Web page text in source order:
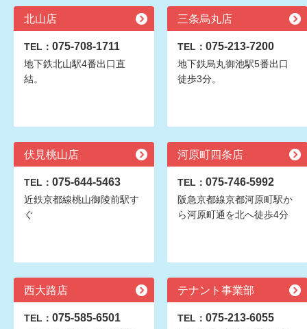
北山店
TEL： 075-708-1711
地下鉄北山駅4番出口直
結。
三条烏丸店
TEL： 075-213-7200
地下鉄烏丸御池駅5番出口
徒歩3分。
伏見桃山店
TEL： 075-644-5463
近鉄京都線桃山御陵前駅す
ぐ
河原町四条店
TEL： 075-746-5992
阪急京都線京都河原町駅か
ら河原町通を北へ徒歩4分
西大路店
TEL： 075-585-6501
テナント事業部
TEL： 075-213-6055